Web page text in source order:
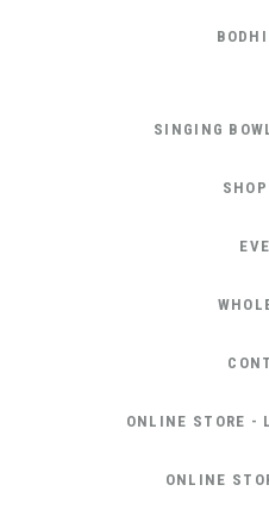
SINGING
ONLINE STORE -
ONLINE